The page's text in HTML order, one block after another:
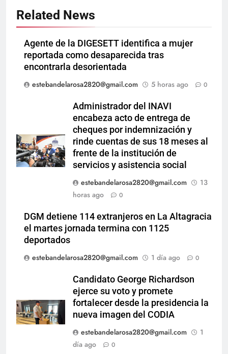
Related News
Agente de la DIGESETT identifica a mujer
reportada como desaparecida tras
encontrarla desorientada
estebandelarosa2820@gmail.com
5 horas ago 0
Administrador del INAVI
encabeza acto de entrega de
cheques por indemnización y
rinde cuentas de sus 18 meses al
frente de la institución de
servicios y asistencia social
estebandelarosa2820@gmail.com
13
horas ago
0
DGM detiene 114 extranjeros en La Altagracia
el martes jornada termina con 1125
deportados
estebandelarosa2820@gmail.com
1 día ago 0
Candidato George Richardson
ejerce su voto y promete
fortalecer desde la presidencia la
nueva imagen del CODIA
estebandelarosa2820@gmail.com
1
día ago
0